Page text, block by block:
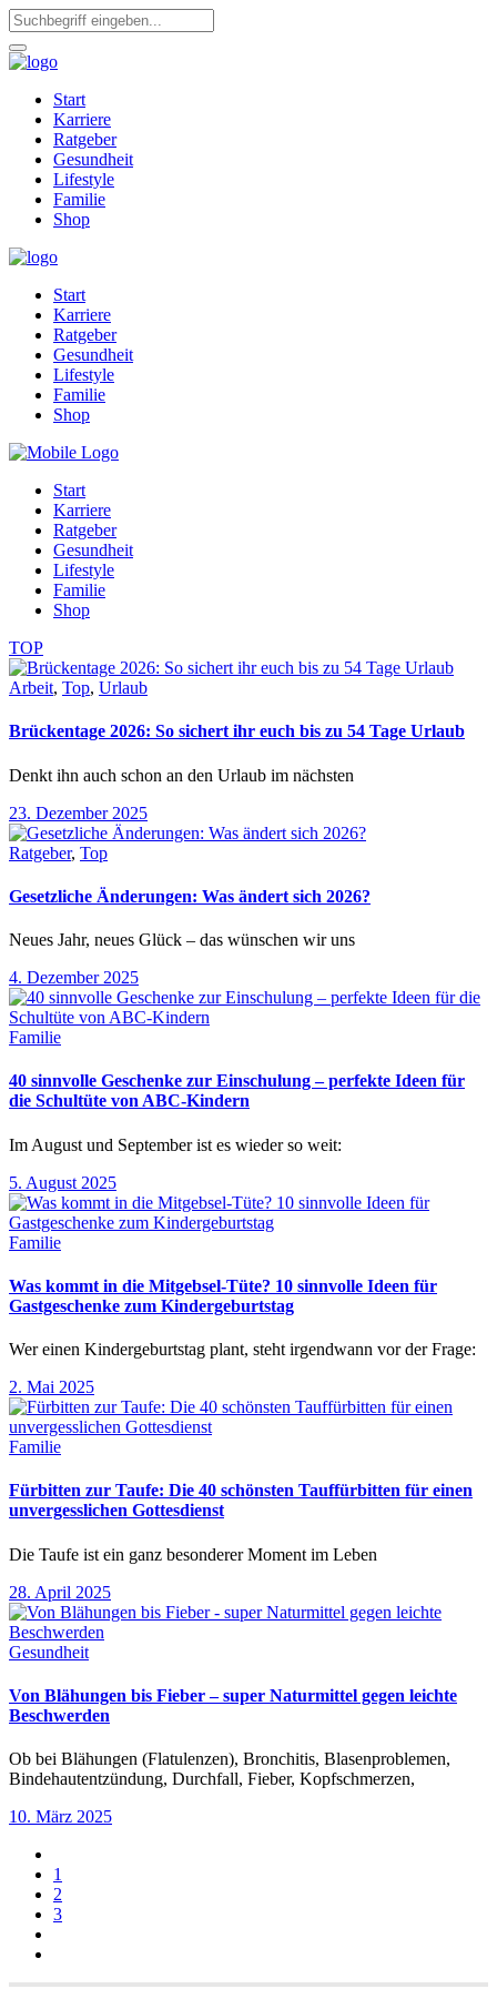
Start
Karriere
Ratgeber
Gesundheit
Lifestyle
Familie
Shop
Start
Karriere
Ratgeber
Gesundheit
Lifestyle
Familie
Shop
Start
Karriere
Ratgeber
Gesundheit
Lifestyle
Familie
Shop
TOP
Arbeit, Top, Urlaub
Brückentage 2026: So sichert ihr euch bis zu 54 Tage Urlaub
Denkt ihn auch schon an den Urlaub im nächsten
23. Dezember 2025
Ratgeber, Top
Gesetzliche Änderungen: Was ändert sich 2026?
Neues Jahr, neues Glück – das wünschen wir uns
4. Dezember 2025
Familie
40 sinnvolle Geschenke zur Einschulung – perfekte Ideen für
die Schultüte von ABC-Kindern
Im August und September ist es wieder so weit:
5. August 2025
Familie
Was kommt in die Mitgebsel-Tüte? 10 sinnvolle Ideen für
Gastgeschenke zum Kindergeburtstag
Wer einen Kindergeburtstag plant, steht irgendwann vor der Frage:
2. Mai 2025
Familie
Fürbitten zur Taufe: Die 40 schönsten Tauffürbitten für einen
unvergesslichen Gottesdienst
Die Taufe ist ein ganz besonderer Moment im Leben
28. April 2025
Gesundheit
Von Blähungen bis Fieber – super Naturmittel gegen leichte
Beschwerden
Ob bei Blähungen (Flatulenzen), Bronchitis, Blasenproblemen,
Bindehautentzündung, Durchfall, Fieber, Kopfschmerzen,
10. März 2025
1
2
3